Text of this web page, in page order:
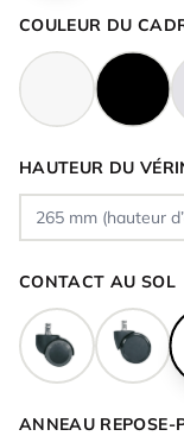
COULEUR DU
HAUTEUR DU
CONTACT AU SOL
ANNEAU REPOSE-